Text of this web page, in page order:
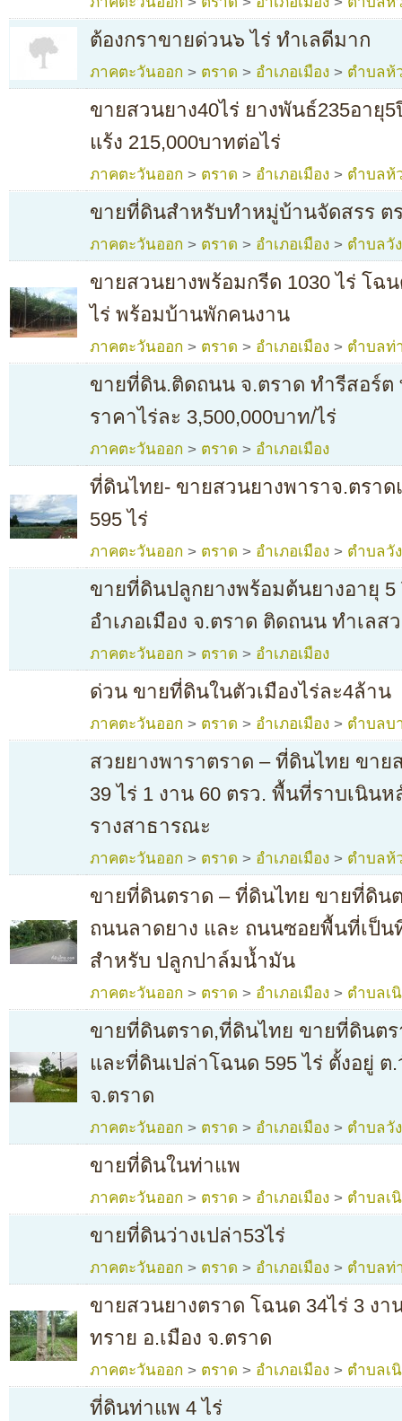
ต้องกราขายด่วน๖ ไร่ ทำเลดีมาก
ภาคตะวันออก > ตราด > อำเภอเมือง > ตำบลห้
ขายสวนยาง40ไร่ ยางพันธ์235อายุ
แร้ง 215,000บาทต่อไร่
ภาคตะวันออก > ตราด > อำเภอเมือง > ตำบลห้
ขายที่ดินสำหรับทำหมู่บ้านจัดสรร ต
ภาคตะวันออก > ตราด > อำเภอเมือง > ตำบลวั
ขายสวนยางพร้อมกรีด 1030 ไร่ โฉ
ไร่ พร้อมบ้านพักคนงาน
ภาคตะวันออก > ตราด > อำเภอเมือง > ตำบลท่
ขายที่ดิน.ติดถนน จ.ตราด ทำรีสอร์ต
ราคาไร่ละ 3,500,000บาท/ไร่
ภาคตะวันออก > ตราด > อำเภอเมือง
ที่ดินไทย- ขายสวนยางพาราจ.ตรา
595 ไร่
ภาคตะวันออก > ตราด > อำเภอเมือง > ตำบลวั
ขายที่ดินปลูกยางพร้อมต้นยางอายุ 5
อำเภอเมือง จ.ตราด ติดถนน ทำเลส
ภาคตะวันออก > ตราด > อำเภอเมือง
ด่วน ขายที่ดินในตัวเมืองไร่ละ4ล้าน
ภาคตะวันออก > ตราด > อำเภอเมือง > ตำบลบ
สวยยางพาราตราด – ที่ดินไทย ขาย
39 ไร่ 1 งาน 60 ตรว. พื้นที่ราบเนิน
รางสาธารณะ
ภาคตะวันออก > ตราด > อำเภอเมือง > ตำบลห้
ขายที่ดินตราด – ที่ดินไทย ขายที่ดิน
ถนนลาดยาง และ ถนนซอยพื้นที่เป็น
สำหรับ ปลูกปาล์มน้ำมัน
ภาคตะวันออก > ตราด > อำเภอเมือง > ตำบลเ
ขายที่ดินตราด,ที่ดินไทย ขายที่ดินต
และที่ดินเปล่าโฉนด 595 ไร่ ตั้งอยู่ ต.
จ.ตราด
ภาคตะวันออก > ตราด > อำเภอเมือง > ตำบลวั
ขายที่ดินในท่าแพ
ภาคตะวันออก > ตราด > อำเภอเมือง > ตำบลเ
ขายที่ดินว่างเปล่า53ไร่
ภาคตะวันออก > ตราด > อำเภอเมือง > ตำบลท่
ขายสวนยางตราด โฉนด 34ไร่ 3 งา
ทราย อ.เมือง จ.ตราด
ภาคตะวันออก > ตราด > อำเภอเมือง > ตำบลเ
ที่ดินท่าแพ 4 ไร่